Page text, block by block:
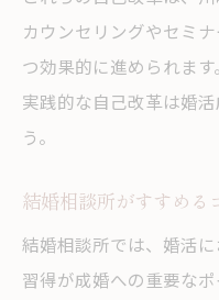
カウンセリングやセミ
つ効果的に進められます
実践的な自己改革は婚
う。
結婚相談所がすすめる
結婚相談所では、婚活
習得が成婚への重要な